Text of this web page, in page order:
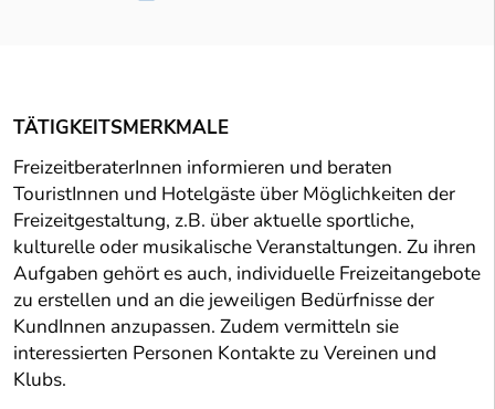
TÄTIGKEITSMERKMALE
FreizeitberaterInnen informieren und beraten
TouristInnen und Hotelgäste über Möglichkeiten der
Freizeitgestaltung, z.B. über aktuelle sportliche,
kulturelle oder musikalische Veranstaltungen. Zu ihren
Aufgaben gehört es auch, individuelle Freizeitangebote
zu erstellen und an die jeweiligen Bedürfnisse der
KundInnen anzupassen. Zudem vermitteln sie
interessierten Personen Kontakte zu Vereinen und
Klubs.